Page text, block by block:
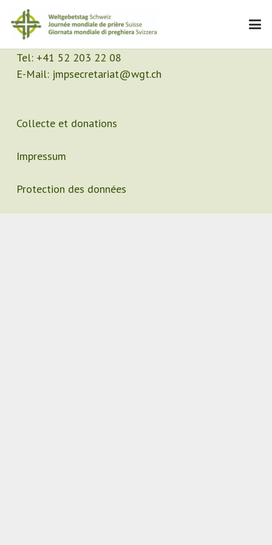
Contact
Secrétariat
Tel: +41 52 203 22 08
E-Mail: jmpsecretariat@wgt.ch
Collecte et donations
Impressum
Protection des données